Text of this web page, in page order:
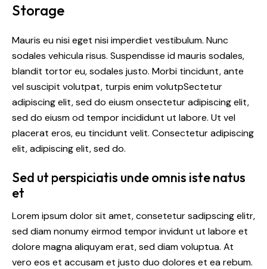
Storage
Mauris eu nisi eget nisi imperdiet vestibulum. Nunc
sodales vehicula risus. Suspendisse id mauris sodales,
blandit tortor eu, sodales justo. Morbi tincidunt, ante
vel suscipit volutpat, turpis enim volutpSectetur
adipiscing elit, sed do eiusm onsectetur adipiscing elit,
sed do eiusm od tempor incididunt ut labore. Ut vel
placerat eros, eu tincidunt velit. Consectetur adipiscing
elit, adipiscing elit, sed do.
Sed ut perspiciatis unde omnis iste natus
et
Lorem ipsum dolor sit amet, consetetur sadipscing elitr,
sed diam nonumy eirmod tempor invidunt ut labore et
dolore magna aliquyam erat, sed diam voluptua. At
vero eos et accusam et justo duo dolores et ea rebum.